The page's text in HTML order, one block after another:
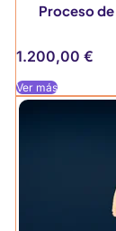
Proceso
1.200,00 €
Ver más